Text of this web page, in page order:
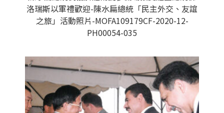
洛瑞斯以軍禮歡迎-陳水扁總統「民主外交、友誼
之旅」活動照片-MOFA109179CF-2020-12-
PH00054-035